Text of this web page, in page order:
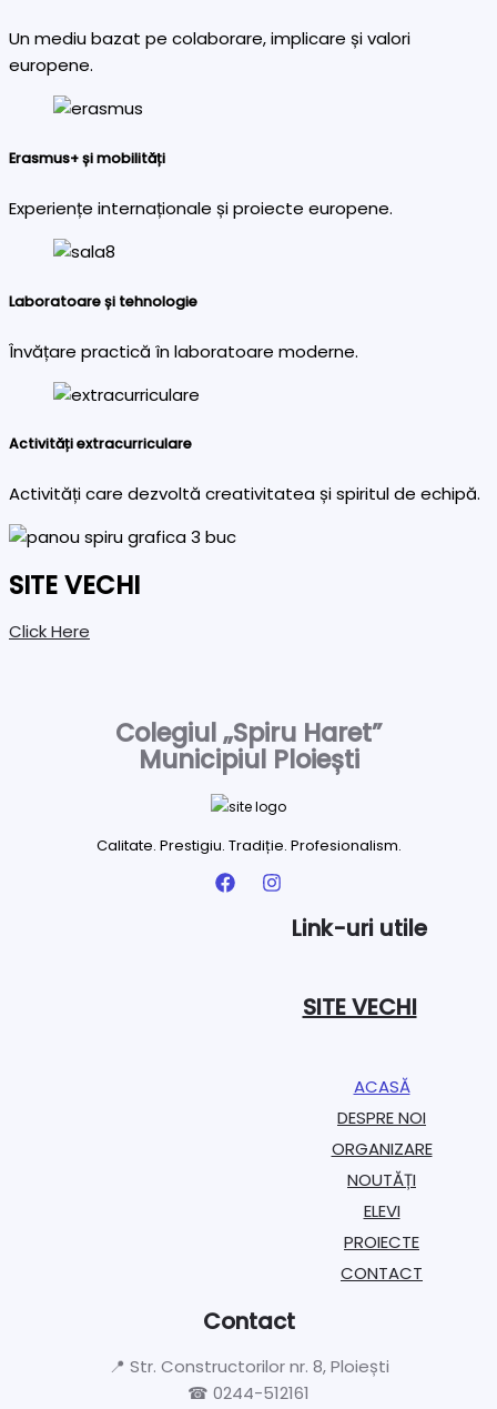
Un mediu bazat pe colaborare, implicare și valori
europene.
Erasmus+ și mobilități
Experiențe internaționale și proiecte europene.
Laboratoare și tehnologie
Învățare practică în laboratoare moderne.
Activități extracurriculare
Activități care dezvoltă creativitatea și spiritul de echipă.
SITE VECHI
Click Here
Colegiul „Spiru Haret”
Municipiul Ploiești
Calitate. Prestigiu. Tradiție. Profesionalism.
Link-uri utile
SITE VECHI
ACASĂ
DESPRE NOI
ORGANIZARE​
NOUTĂȚI
ELEVI
PROIECTE​
CONTACT
Contact
📍 Str. Constructorilor nr. 8, Ploiești
☎ 0244-512161